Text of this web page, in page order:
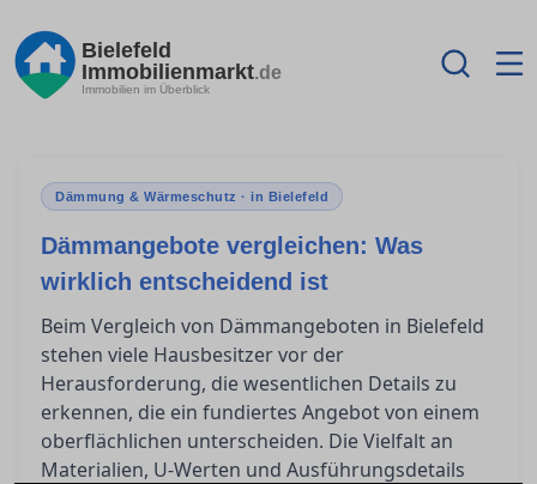
Bielefeld
Immobilienmarkt.de
Immobilien im Überblick
Dämmung & Wärmeschutz · in Bielefeld
Dämmangebote vergleichen: Was
wirklich entscheidend ist
Beim Vergleich von Dämmangeboten in Bielefeld
stehen viele Hausbesitzer vor der
Herausforderung, die wesentlichen Details zu
erkennen, die ein fundiertes Angebot von einem
oberflächlichen unterscheiden. Die Vielfalt an
Materialien, U-Werten und Ausführungsdetails